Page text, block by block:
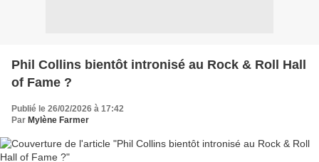
Phil Collins bientôt intronisé au Rock & Roll Hall
of Fame ?
Publié le 26/02/2026 à 17:42
Par Mylène Farmer